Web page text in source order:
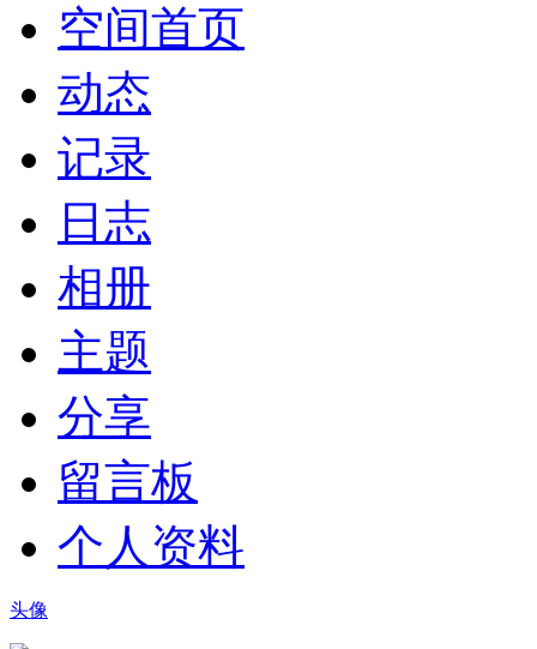
空间首页
动态
记录
日志
相册
主题
分享
留言板
个人资料
头像